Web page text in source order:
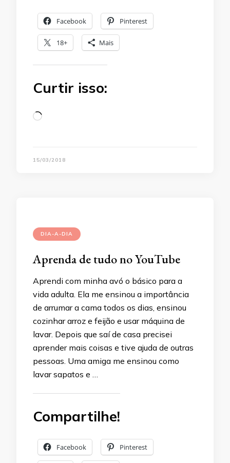
Facebook Pinterest
18+ Mais
Curtir isso:
Loading…
15/03/2018
DIA-A-DIA
Aprenda de tudo no YouTube
Aprendi com minha avó o básico para a
vida adulta. Ela me ensinou a importância
de arrumar a cama todos os dias, ensinou
cozinhar arroz e feijão e usar máquina de
lavar. Depois que saí de casa precisei
aprender mais coisas e tive ajuda de outras
pessoas. Uma amiga me ensinou como
lavar sapatos e …
Compartilhe!
Facebook Pinterest